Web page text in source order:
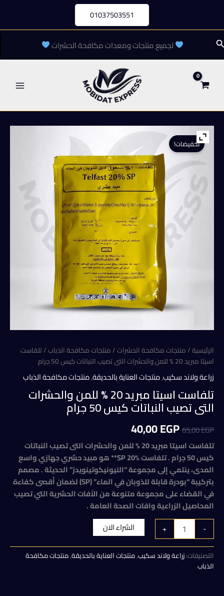
المحتوى
01037503551
البحث لجميع منتجات ومعدات مكافحة الحشرات
تخفيضات!
الرئيسية/منتجات مكافحة الحشرات/منتجات مكافحة الذباب/ تلفاست
اسيتا مبريد 20 % للمن والحشرات التى تصيب النباتات كيس 50 جرام
زراعة ولاند سكيب,منتجات العناية بالحديقة,منتجات مكافحة الذباب
تلفاست اسيتا مبريد 20 % للمن والحشرات
التى تصيب النباتات كيس 50 جرام
65,00EGP
السعر
الأصلي
هو:
65,00 EGP.
40,00EGP
السعر
الحالي
هو:
40,00 EGP.
تلفاست اسيتا مبريد 20 % للمن والحشرات التى تصيب النباتات
كيس 50 جرام . تلفاست %20 SP** هو مبيد حشري جهازي واسع
المدى، ينتمي إلى مجموعة “النيونيكوتينويدز” الحديثة . مصمم
بتركيبة “بودرة قابلة للذوبان في الماء” (SP) لضمان أقصى كفاءة
في القضاء على مجموعة متنوعة من الآفات الحشرية التي تصيب
المحاصيل الزراعية وافات الصحة العامة .
-
كمية
تلفاست
اسيتا
مبريد
20
+ الشراء الان
التصنيفات:زراعة ولاند سكيب,منتجات العناية بالحديقة,منتجات مكافحة
الذباب